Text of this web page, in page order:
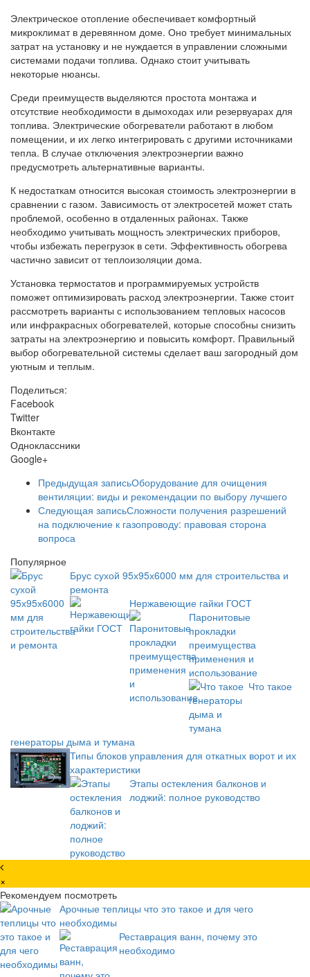
Электрическое отопление обеспечивает комфортный
микроклимат в деревянном доме. Оно требует минимальных
затрат на установку и не нуждается в управлении сложными
системами подачи топлива. Однако стоит учитывать
некоторые нюансы.
Среди преимуществ выделяются простота монтажа и
отсутствие необходимости в дымоходах или резервуарах для
топлива. Электрические обогреватели работают в любом
помещении, и их легко интегрировать с другими источниками
тепла. В случае отключения электроэнергии важно
предусмотреть альтернативные варианты.
К недостаткам относится высокая стоимость электроэнергии в
сравнении с газом. Зависимость от электросетей может стать
проблемой, особенно в отдаленных районах. Также
необходимо учитывать мощность электрических приборов,
чтобы избежать перегрузок в сети. Эффективность обогрева
частично зависит от теплоизоляции дома.
Установка термостатов и программируемых устройств
поможет оптимизировать расход электроэнергии. Также стоит
рассмотреть варианты с использованием тепловых насосов
или инфракрасных обогревателей, которые способны снизить
затраты на электроэнергию и повысить комфорт. Правильный
выбор обогревательной системы сделает ваш загородный дом
уютным и теплым.
Поделиться:
Facebook
Twitter
Вконтакте
Одноклассники
Google+
Предыдущая записьОборудование для очищения
вентиляции: виды и рекомендации по выбору лучшего
Следующая записьСложности получения разрешений
на подключение к газопроводу: правовая сторона
вопроса
Популярное
Брус сухой 95х95х6000 мм для строительства и
ремонта
Нержавеющие гайки ГОСТ
Паронитовые
прокладки
преимущества
применения и
использование
Что такое
генераторы дыма и тумана
Типы блоков управления для откатных ворот и их
характеристики
Этапы остекления балконов и
лоджий: полное руководство
×
Рекомендуем посмотреть
Арочные теплицы что это такое и для чего
необходимы
Реставрация ванн, почему это
необходимо